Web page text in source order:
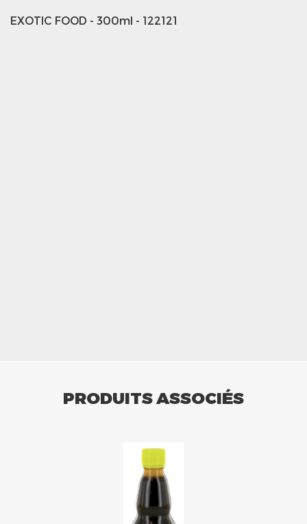
EXOTIC FOOD - 300ml - 122121
PRODUITS ASSOCIÉS